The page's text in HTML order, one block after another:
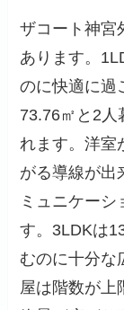
ザコート神宮
あります。
のに快適に過
73.76㎡と2人
れます。洋室
がる導線が出
ミュニケー
す。3LDKは
むのに十分な
屋は階数が上